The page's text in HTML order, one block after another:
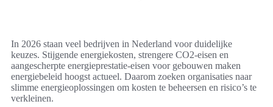
In 2026 staan veel bedrijven in Nederland voor duidelijke
keuzes. Stijgende energiekosten, strengere CO2-eisen en
aangescherpte energieprestatie-eisen voor gebouwen maken
energiebeleid hoogst actueel. Daarom zoeken organisaties naar
slimme energieoplossingen om kosten te beheersen en risico’s te
verkleinen.